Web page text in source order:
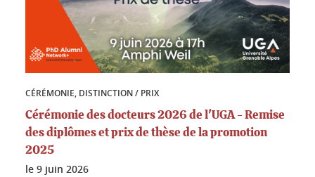
CÉRÉMONIE, DISTINCTION / PRIX
Cérémonie des docteurs 2026 de l'UGA - Remise
des diplômes et prix de thèse de la promotion
2025
le 9 juin 2026